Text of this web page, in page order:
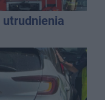
utrudnienia